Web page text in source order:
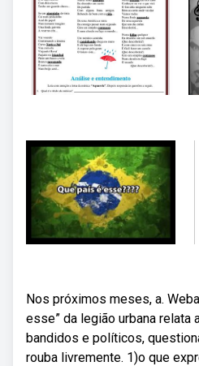
Nos próximos meses, a.
esse” da legião urbana relata
bandidos e políticos,
rouba livremente. 1)o que